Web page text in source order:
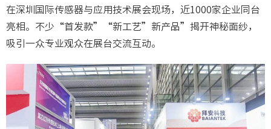
在深圳国际传感器与应用技术展会现场，近1000家企业同台
亮相。不少“首发款”“新工艺”新产品”揭开神秘面纱，
吸引一众专业观众在展台交流互动。